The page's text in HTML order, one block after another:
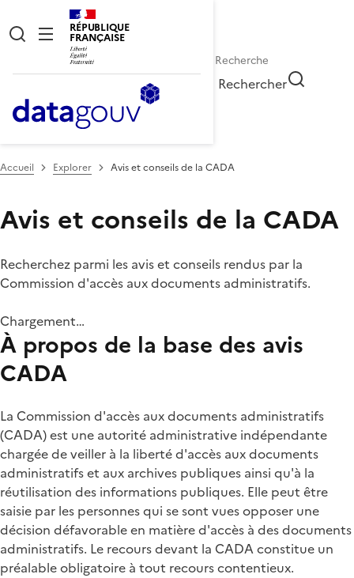
RÉPUBLIQUE
FRANÇAISE
Rechercher
Accueil Explorer Avis et conseils de la CADA
Avis et conseils de la CADA
Recherchez parmi les avis et conseils rendus par la
Commission d'accès aux documents administratifs.
Chargement…
À propos de la base des avis
CADA
La Commission d'accès aux documents administratifs
(CADA) est une autorité administrative indépendante
chargée de veiller à la liberté d'accès aux documents
administratifs et aux archives publiques ainsi qu'à la
réutilisation des informations publiques. Elle peut être
saisie par les personnes qui se sont vues opposer une
décision défavorable en matière d'accès à des documents
administratifs. Le recours devant la CADA constitue un
préalable obligatoire à tout recours contentieux.